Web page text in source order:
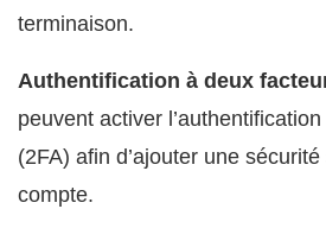
terminaison.
Authentification à deux
peuvent activer
(2FA) afin d’ajouter une
compte.